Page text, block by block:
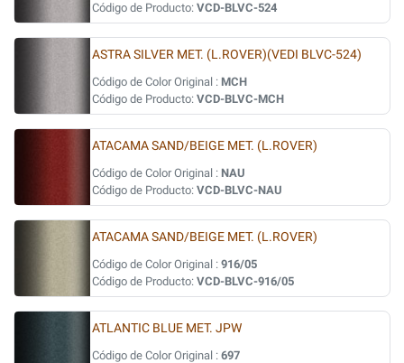
Código de Producto: VCD-BLVC-524
ASTRA SILVER MET. (L.ROVER)(VEDI BLVC-524)
Código de Color Original : MCH
Código de Producto: VCD-BLVC-MCH
ATACAMA SAND/BEIGE MET. (L.ROVER)
Código de Color Original : NAU
Código de Producto: VCD-BLVC-NAU
ATACAMA SAND/BEIGE MET. (L.ROVER)
Código de Color Original : 916/05
Código de Producto: VCD-BLVC-916/05
ATLANTIC BLUE MET. JPW
Código de Color Original : 697